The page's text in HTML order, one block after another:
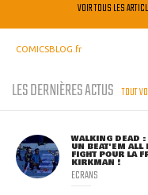
VOIR TOUS LES
COMICSBLOG.fr
LES DERNIÈRES ACTUS TOUT
WALKING DEAD :
UN BEAT'EM ALL
FIGHT POUR LA
KIRKMAN !
ECRANS